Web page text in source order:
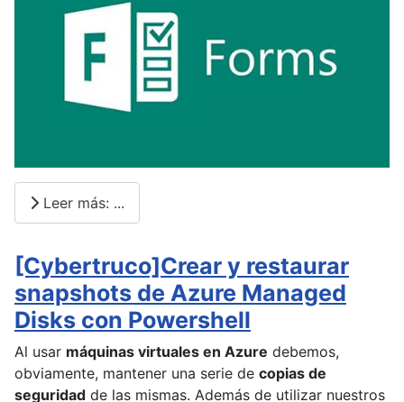
Leer más: ...
[Cybertruco]Crear y restaurar
snapshots de Azure Managed
Disks con Powershell
Al usar máquinas virtuales en Azure debemos,
obviamente, mantener una serie de copias de
seguridad de las mismas. Además de utilizar nuestros